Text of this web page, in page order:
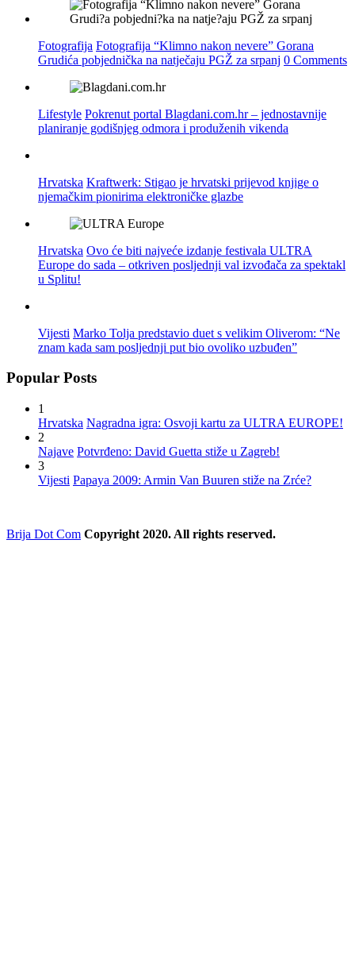
Fotografija Fotografija “Klimno nakon nevere” Gorana
Grudića pobjednička na natječaju PGŽ za srpanj 0 Comments
Lifestyle Pokrenut portal Blagdani.com.hr – jednostavnije
planiranje godišnjeg odmora i produženih vikenda
Hrvatska Kraftwerk: Stigao je hrvatski prijevod knjige o
njemačkim pionirima elektroničke glazbe
Hrvatska Ovo će biti najveće izdanje festivala ULTRA
Europe do sada – otkriven posljednji val izvođača za spektakl
u Splitu!
Vijesti Marko Tolja predstavio duet s velikim Oliverom: “Ne
znam kada sam posljednji put bio ovoliko uzbuđen”
Popular Posts
1
Hrvatska Nagradna igra: Osvoji kartu za ULTRA EUROPE!
2
Najave Potvrđeno: David Guetta stiže u Zagreb!
3
Vijesti Papaya 2009: Armin Van Buuren stiže na Zrće?
Brija Dot Com Copyright 2020. All rights reserved.